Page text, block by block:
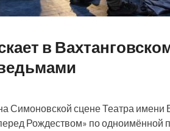
в
Симоновской сцене Театра имени
Рождеством» по одноимённой